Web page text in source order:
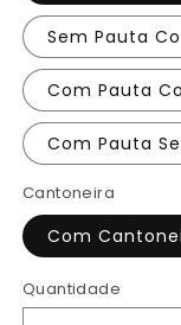
Sem Pauta
Com Pauta
Com Pauta
Cantoneira
Com
Quantidade